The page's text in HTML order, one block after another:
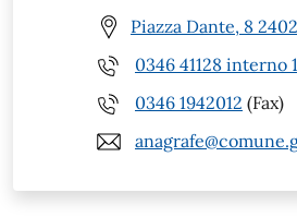
Piazza Dante, 8
0346 41128 interno 1
0346 1942012 (Fax)